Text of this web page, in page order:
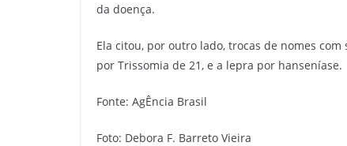
da doença.
Ela citou, por outro lado, trocas de nomes
por Trissomia de 21, e a lepra por hanseníase.
Fonte: AgÊncia Brasil
Foto: Debora F. Barreto Vieira